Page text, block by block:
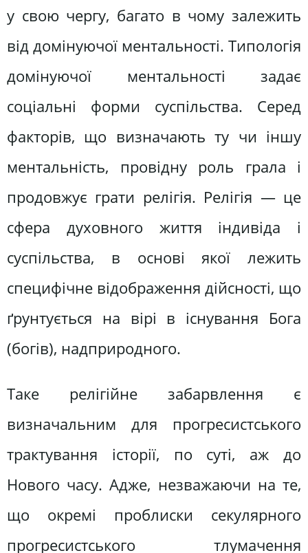
у свою чергу, багато в чому залежить
від домінуючої ментальності. Типологія
домінуючої ментальності задає
соціальні форми суспільства. Серед
факторів, що визначають ту чи іншу
ментальність, провідну роль грала і
продовжує грати релігія. Релігія — це
сфера духовного життя індивіда і
суспільства, в основі якої лежить
специфічне відображення дійсності, що
ґрунтується на вірі в існування Бога
(богів), надприродного.
Таке релігійне забарвлення є
визначальним для прогресистського
трактування історії, по суті, аж до
Нового часу. Адже, незважаючи на те,
що окремі проблиски секулярного
прогресистського тлумачення